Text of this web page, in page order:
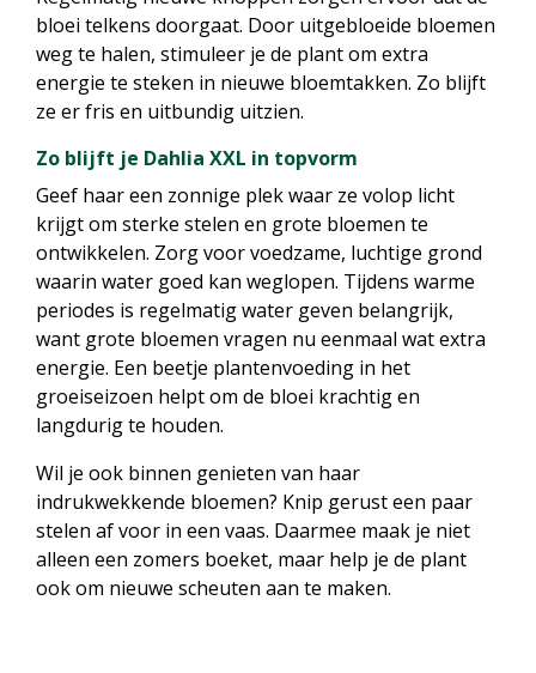
bloei telkens doorgaat. Door uitgebloeide bloemen
weg te halen, stimuleer je de plant om extra
energie te steken in nieuwe bloemtakken. Zo blijft
ze er fris en uitbundig uitzien.
Zo blijft je Dahlia XXL in topvorm
Geef haar een zonnige plek waar ze volop licht
krijgt om sterke stelen en grote bloemen te
ontwikkelen. Zorg voor voedzame, luchtige grond
waarin water goed kan weglopen. Tijdens warme
periodes is regelmatig water geven belangrijk,
want grote bloemen vragen nu eenmaal wat extra
energie. Een beetje plantenvoeding in het
groeiseizoen helpt om de bloei krachtig en
langdurig te houden.
Wil je ook binnen genieten van haar
indrukwekkende bloemen? Knip gerust een paar
stelen af voor in een vaas. Daarmee maak je niet
alleen een zomers boeket, maar help je de plant
ook om nieuwe scheuten aan te maken.